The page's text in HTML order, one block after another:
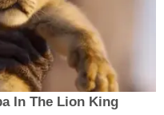
In The Lion King